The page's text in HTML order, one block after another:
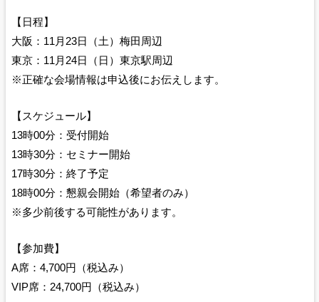
【日程】
大阪：11月23日（土）梅田周辺
東京：11月24日（日）東京駅周辺
※正確な会場情報は申込後にお伝えします。
【スケジュール】
13時00分：受付開始
13時30分：セミナー開始
17時30分：終了予定
18時00分：懇親会開始（希望者のみ）
※多少前後する可能性があります。
【参加費】
A席：4,700円（税込み）
VIP席：24,700円（税込み）